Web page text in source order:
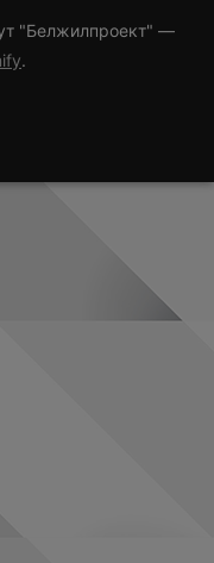
"Белжилпроект" —
.